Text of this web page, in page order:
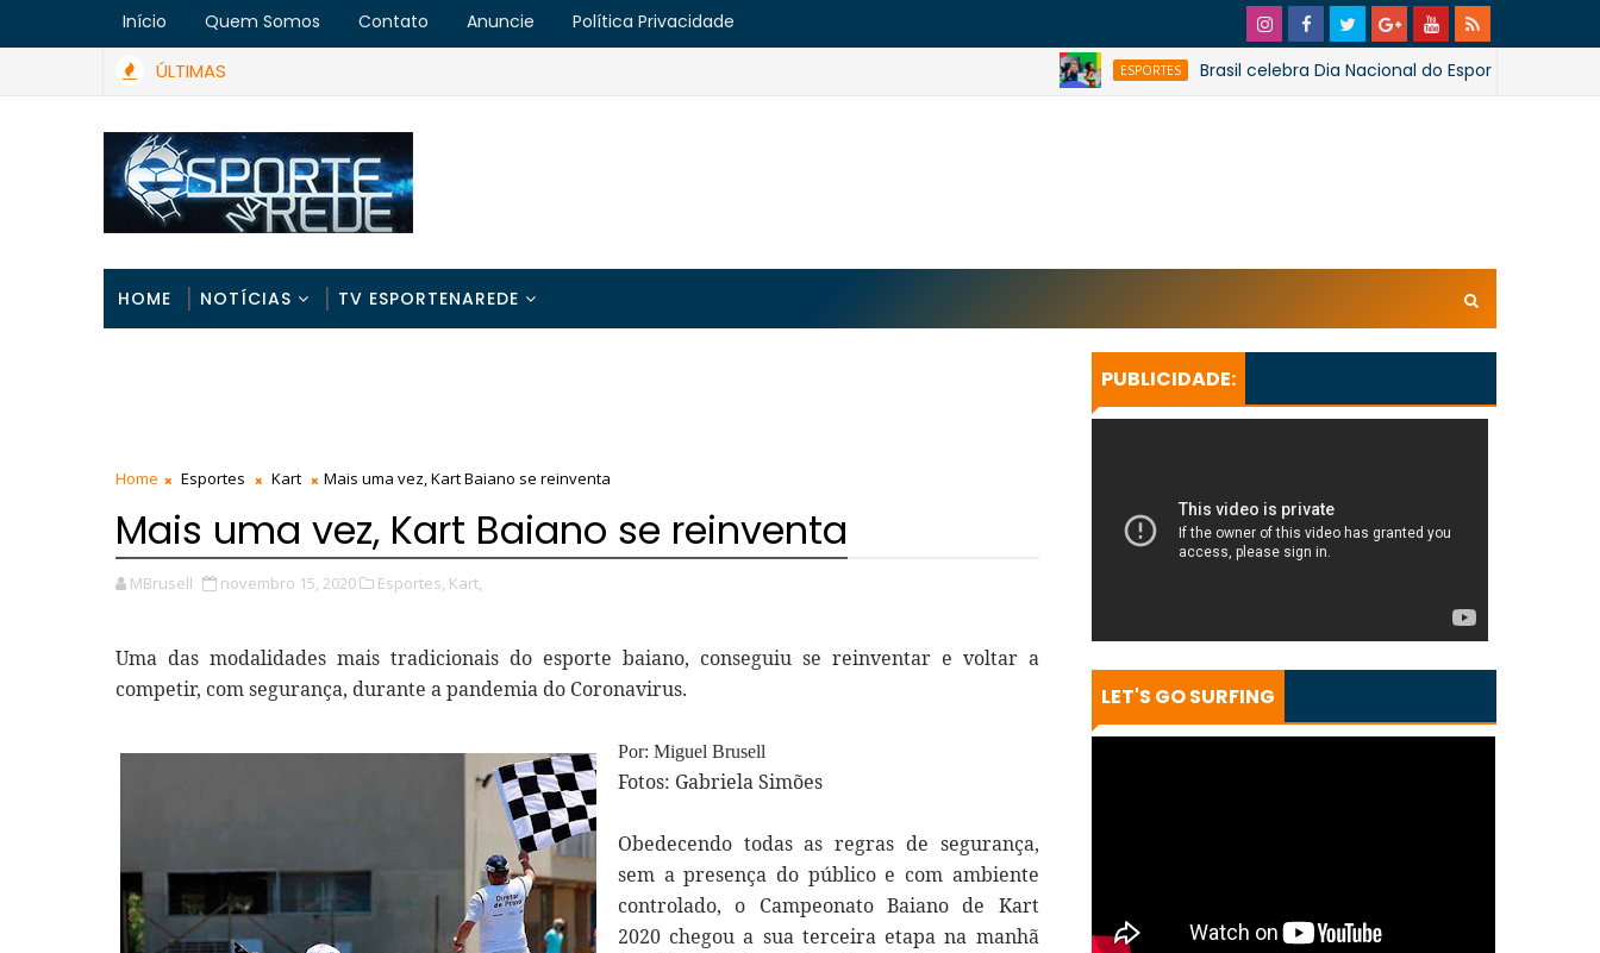
Início Quem Somos Contato Anuncie Política Privacidade
ÚLTIMAS ESPORTES Brasil celebra Dia Nacional do Esporte e Dia Olímpico
HOME NOTÍCIAS TV ESPORTENAREDE
Home Esportes Kart Mais uma vez, Kart Baiano se reinventa
Mais uma vez, Kart Baiano se reinventa
MBrusell novembro 15, 2020 Esportes, Kart,
Uma das modalidades mais tradicionais do esporte baiano, conseguiu se reinventar e voltar a
competir, com segurança, durante a pandemia do Coronavirus.
Por: Miguel Brusell
Fotos: Gabriela Simões
Obedecendo todas as regras de segurança,
sem a presença do público e com ambiente
controlado, o Campeonato Baiano de Kart
2020 chegou a sua terceira etapa na manhã
PUBLICIDADE:
LET'S GO SURFING